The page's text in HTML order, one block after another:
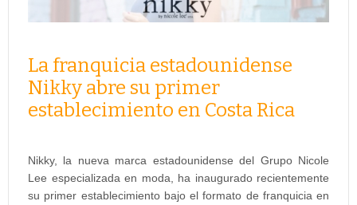
La franquicia estadounidense
Nikky abre su primer
establecimiento en Costa Rica
Nikky, la nueva marca estadounidense del Grupo Nicole
Lee especializada en moda, ha inaugurado recientemente
su primer establecimiento bajo el formato de franquicia en